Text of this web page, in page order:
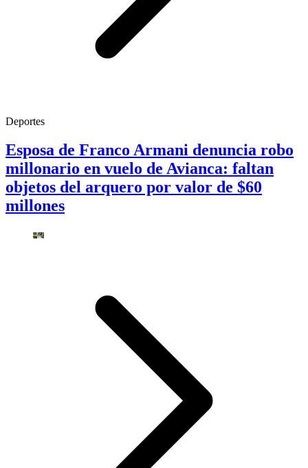
Deportes
Esposa de Franco Armani denuncia robo
millonario en vuelo de Avianca: faltan
objetos del arquero por valor de $60
millones